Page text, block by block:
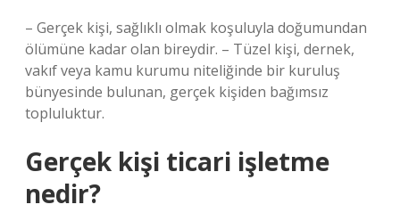
– Gerçek kişi, sağlıklı olmak koşuluyla doğumundan
ölümüne kadar olan bireydir. – Tüzel kişi, dernek,
vakıf veya kamu kurumu niteliğinde bir kuruluş
bünyesinde bulunan, gerçek kişiden bağımsız
topluluktur.
Gerçek kişi ticari işletme
nedir?